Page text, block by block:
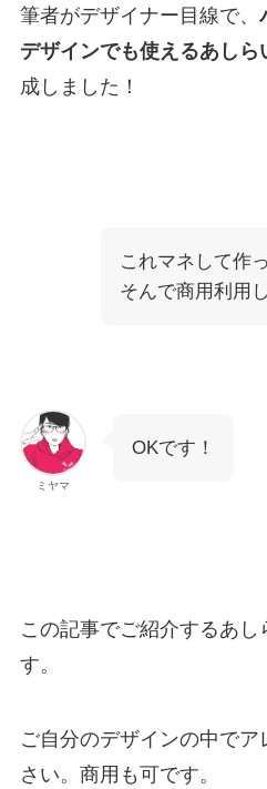
筆者がデザイナー目線で、
デザインでも使えるあしら
成しました！
これマネして作
そんで商用利用
ミヤマ
OKです！
この記事でご紹介するあ
す。
ご自分のデザインの中で
さい。商用も可です。